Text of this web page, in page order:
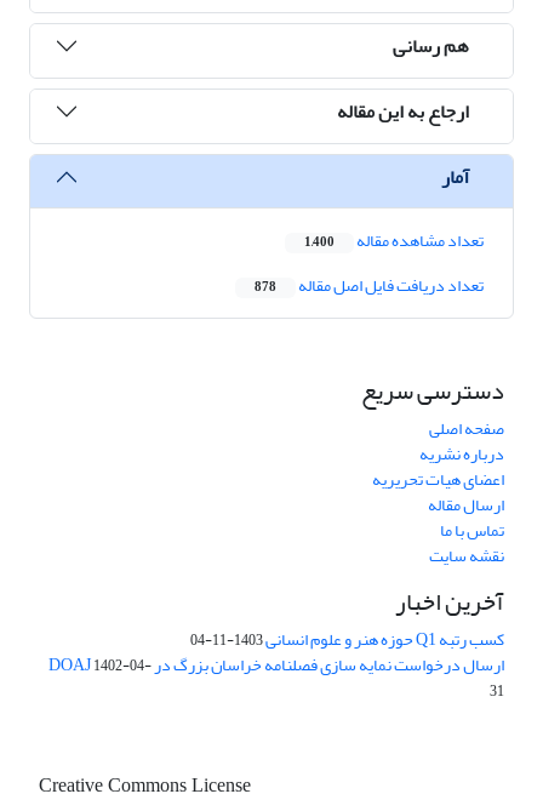
هم رسانی
ارجاع به این مقاله
آمار
تعداد مشاهده مقاله 1,400
تعداد دریافت فایل اصل مقاله 878
دسترسی سریع
صفحه اصلی
درباره نشریه
اعضای هیات تحریریه
ارسال مقاله
تماس با ما
نقشه سایت
آخرین اخبار
کسب رتبه Q1 حوزه هنر و علوم انسانی 1403-11-04
ارسال درخواست نمایه سازی فصلنامه خراسان بزرگ در DOAJ1402-04-
31
Creative Commons License